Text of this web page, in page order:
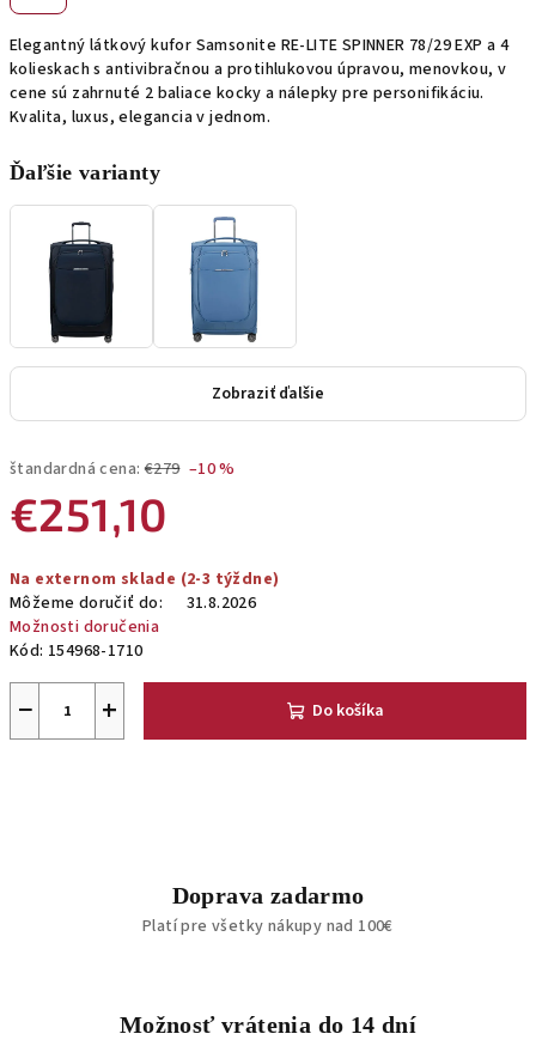
Elegantný látkový kufor Samsonite RE-LITE SPINNER 78/29 EXP a 4
kolieskach s antivibračnou a protihlukovou úpravou, menovkou, v
cene sú zahrnuté 2 baliace kocky a nálepky pre personifikáciu.
Kvalita, luxus, elegancia v jednom.
Ďaľšie varianty
Zobraziť ďalšie
štandardná cena: €279 –10 %
€251,10
cena:
Na externom sklade (2-3 týždne)
Môžeme doručiť do:
31.8.2026
Možnosti doručenia
Kód: 154968-1710
+
− Do košíka
Doprava zadarmo
Platí pre všetky nákupy nad 100€
Možnosť vrátenia do 14 dní